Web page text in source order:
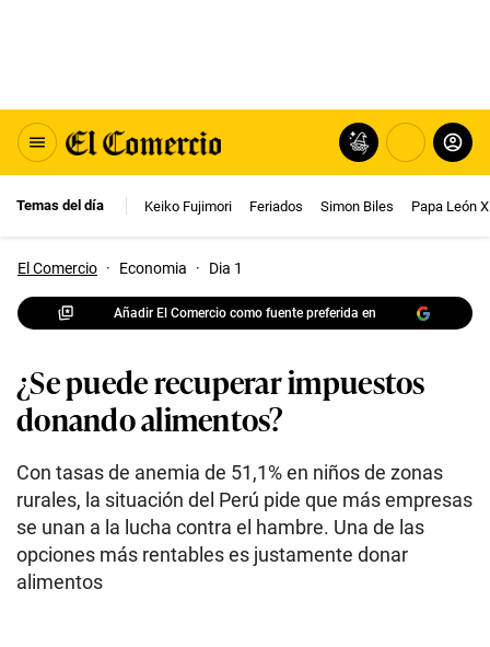
Temas del día Keiko Fujimori Feriados Simon Biles Papa León
El Comercio · Economia · Dia 1
Añadir El Comercio como fuente preferida en
¿Se puede recuperar impuestos
donando alimentos?
Con tasas de anemia de 51,1% en niños de zonas
rurales, la situación del Perú pide que más empresas
se unan a la lucha contra el hambre. Una de las
opciones más rentables es justamente donar
alimentos